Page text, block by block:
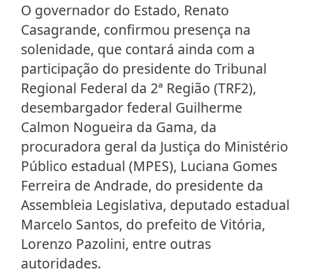
O governador do Estado, Renato
Casagrande, confirmou presença na
solenidade, que contará ainda com a
participação do presidente do Tribunal
Regional Federal da 2ª Região (TRF2),
desembargador federal Guilherme
Calmon Nogueira da Gama, da
procuradora geral da Justiça do Ministério
Público estadual (MPES), Luciana Gomes
Ferreira de Andrade, do presidente da
Assembleia Legislativa, deputado estadual
Marcelo Santos, do prefeito de Vitória,
Lorenzo Pazolini, entre outras
autoridades.